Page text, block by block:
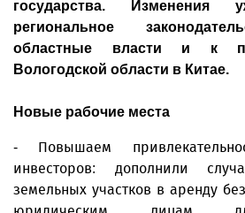
государства.
региональное
областные власти и к
Вологодской области в Китае.
Новые рабочие места
- Повышаем
инвесторов: дополнили
земельных участков в аренду